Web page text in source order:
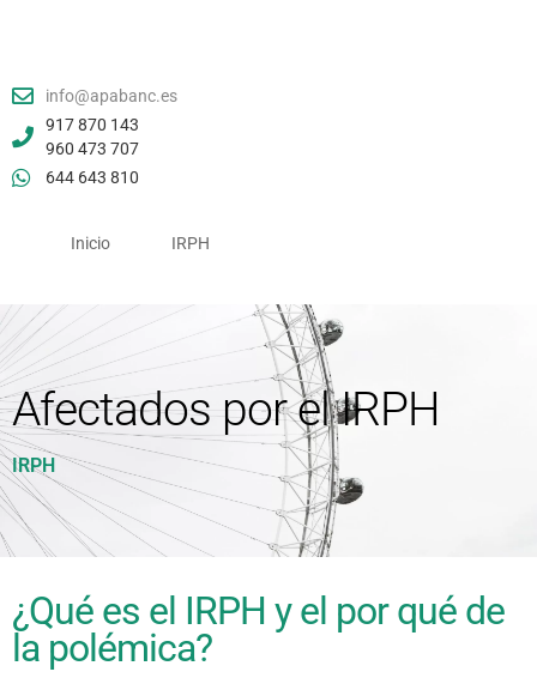
info@apabanc.es
917 870 143
960 473 707
644 643 810
Inicio IRPH
Afectados por el IRPH
IRPH
¿Qué es el IRPH y el por qué de
la polémica?